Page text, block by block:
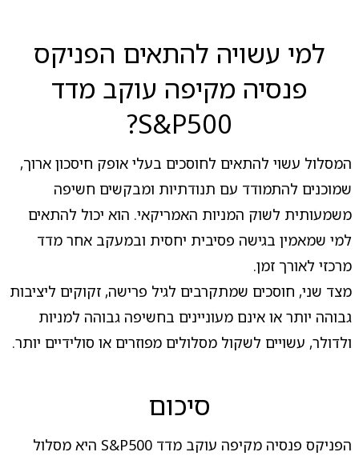
למי עשויה להתאים הפניקס
פנסיה מקיפה עוקב מדד
S&P500?
המסלול עשוי להתאים לחוסכים בעלי אופק חיסכון ארוך,
שמוכנים להתמודד עם תנודתיות ומבקשים חשיפה
משמעותית לשוק המניות האמריקאי. הוא יכול להתאים
למי שמאמין בגישה פסיבית יחסית ובמעקב אחר מדד
מרכזי לאורך זמן.
מצד שני, חוסכים שמתקרבים לגיל פרישה, זקוקים ליציבות
גבוהה יותר או אינם מעוניינים בחשיפה גבוהה למניות
ולדולר, עשויים לשקול מסלולים מפוזרים או סולידיים יותר.
סיכום
הפניקס פנסיה מקיפה עוקב מדד S&P500 היא מסלול